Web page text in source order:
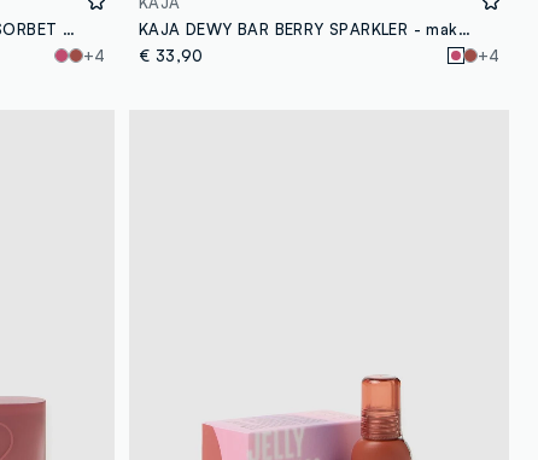
KAJA DEWY BAR STRAWBERRY SORBET - make-up coreano
+4
KAJA DEWY BAR BERRY SPARKLER - make-up coreano
€ 33,90
+4